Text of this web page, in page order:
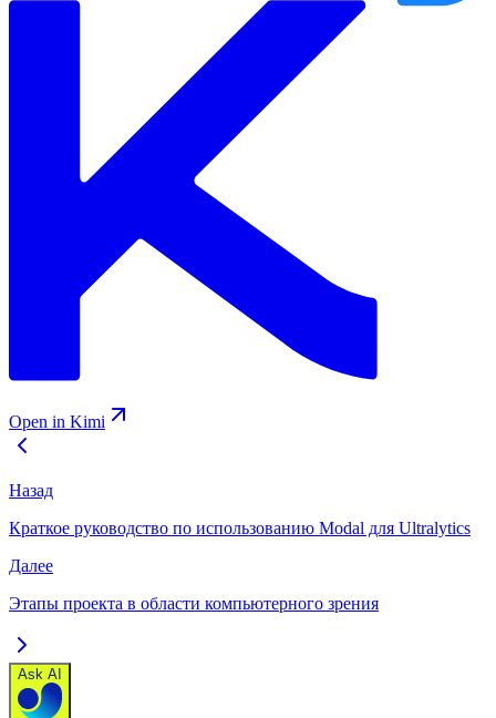
Open in Kimi
Назад
Краткое руководство по использованию Modal для Ultralytics
Далее
Этапы проекта в области компьютерного зрения
Ask AI